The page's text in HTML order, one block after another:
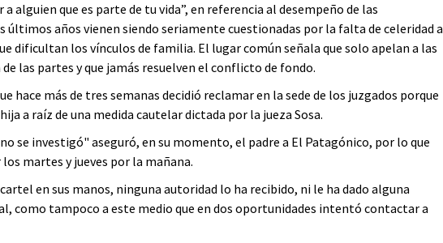
a alguien que es parte de tu vida”, en referencia al desempeño de las
últimos años vienen siendo seriamente cuestionadas por la falta de celeridad a
dificultan los vínculos de familia. El lugar común señala que solo apelan a las
las partes y que jamás resuelven el conflicto de fondo.
hace más de tres semanas decidió reclamar en la sede de los juzgados porque
a raíz de una medida cautelar dictada por la jueza Sosa.
se investigó" aseguró, en su momento, el padre a El Patagónico, por lo que
martes y jueves por la mañana.
en sus manos, ninguna autoridad lo ha recibido, ni le ha dado alguna
como tampoco a este medio que en dos oportunidades intentó contactar a